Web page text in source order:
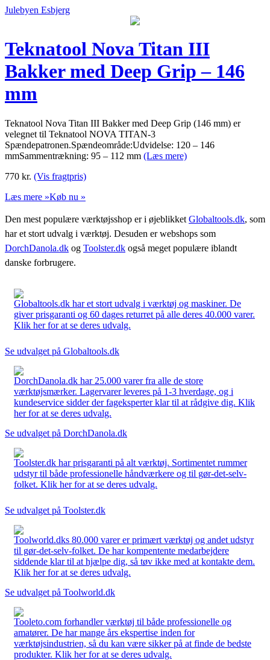
Julebyen Esbjerg
Teknatool Nova Titan III
Bakker med Deep Grip – 146
mm
Teknatool Nova Titan III Bakker med Deep Grip (146 mm) er
velegnet til Teknatool NOVA TITAN-3
Spændepatronen.Spændeområde:Udvidelse: 120 – 146
mmSammentrækning: 95 – 112 mm (Læs mere)
770 kr. (Vis fragtpris)
Læs mere »Køb nu »
Den mest populære værktøjsshop er i øjeblikket Globaltools.dk, som
har et stort udvalg i værktøj. Desuden er webshops som
DorchDanola.dk og Toolster.dk også meget populære iblandt
danske forbrugere.
Globaltools.dk har et stort udvalg i værktøj og maskiner. De
giver prisgaranti og 60 dages returret på alle deres 40.000 varer.
Klik her for at se deres udvalg.
Se udvalget på Globaltools.dk
DorchDanola.dk har 25.000 varer fra alle de store
værktøjsmærker. Lagervarer leveres på 1-3 hverdage, og i
kundeservice sidder der fageksperter klar til at rådgive dig. Klik
her for at se deres udvalg.
Se udvalget på DorchDanola.dk
Toolster.dk har prisgaranti på alt værktøj. Sortimentet rummer
udstyr til både professionelle håndværkere og til gør-det-selv-
folket. Klik her for at se deres udvalg.
Se udvalget på Toolster.dk
Toolworld.dks 80.000 varer er primært værktøj og andet udstyr
til gør-det-selv-folket. De har kompentente medarbejdere
siddende klar til at hjælpe dig, så tøv ikke med at kontakte dem.
Klik her for at se deres udvalg.
Se udvalget på Toolworld.dk
Tooleto.com forhandler værktøj til både professionelle og
amatører. De har mange års ekspertise inden for
værktøjsindustrien, så du kan være sikker på at finde de bedste
produkter. Klik her for at se deres udvalg.